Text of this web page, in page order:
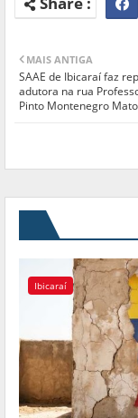
MAIS ANTIGA
SAAE de Ibicaraí faz
adutora na rua
Pinto Montenegro
Ibicaraí